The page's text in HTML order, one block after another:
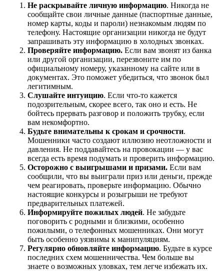
Не раскрывайте личную информацию. Никогда не
сообщайте свои личные данные (паспортные данные,
номер карты, коды и пароли) незнакомым людям по
телефону. Настоящие организации никогда не будут
запрашивать эту информацию в холодных звонках.
Проверяйте информацию. Если вам звонят из банка
или другой организации, перезвоните им по
официальному номеру, указанному на сайте или в
документах. Это поможет убедиться, что звонок был
легитимным.
Слушайте интуицию. Если что-то кажется
подозрительным, скорее всего, так оно и есть. Не
бойтесь прервать разговор и положить трубку, если
вам некомфортно.
Будьте внимательны к срокам и срочности.
Мошенники часто создают иллюзию неотложности и
давления. Не поддавайтесь на провокации — у вас
всегда есть время подумать и проверить информацию.
Осторожно с выигрышами и призами. Если вам
сообщили, что вы выиграли приз или деньги, прежде
чем реагировать, проверьте информацию. Обычно
настоящие конкурсы и розыгрыши не требуют
предварительных платежей.
Информируйте пожилых людей. Не забудьте
поговорить с родными и близкими, особенно
пожилыми, о телефонных мошенниках. Они могут
быть особенно уязвимы к манипуляциям.
Регулярно обновляйте информацию. Будьте в курсе
последних схем мошенничества. Чем больше вы
знаете о возможных уловках, тем легче избежать их.